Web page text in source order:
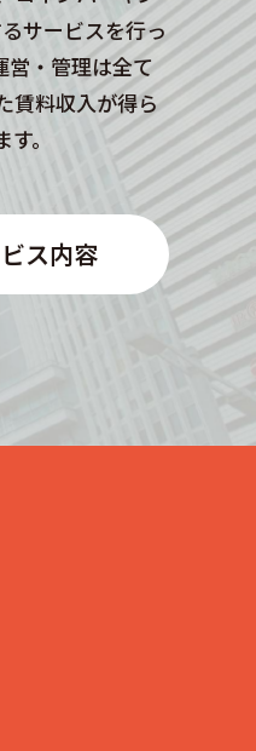
サービスを行っ
営・管理は全て
賃料収入が得ら
。
ス内容